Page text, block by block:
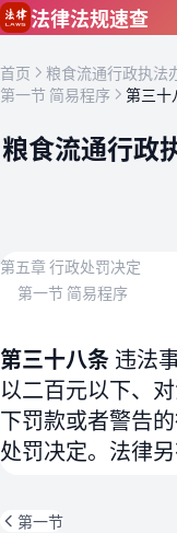
跳到主要内容
法律法规速查
首页 粮食流通行政执法
第一节 简易程序
第三十
粮食流通行政
第五章 行政处罚决定
第一节 简易程序
第三十八条 违法
以二百元以下、
下罚款或者警告
处罚决定。法律
第一节